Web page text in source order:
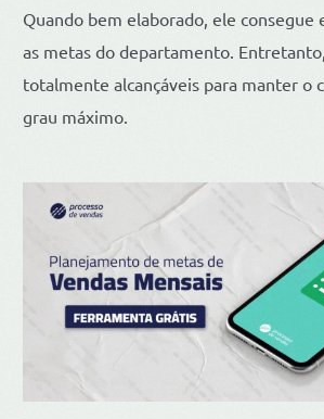
Quando bem elaborado, ele consegue
as metas do departamento.
totalmente alcançáveis para manter o
grau máximo.